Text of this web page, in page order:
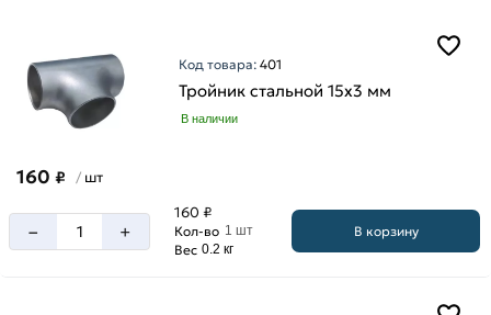
мм
159
мм
мм
32
Код товара:401
Тройник стальной 15х3 мм
В наличии
160 ₽ / шт
– +
160 ₽
Кол-во 1 шт
Вес 0.2 кг
В корзину